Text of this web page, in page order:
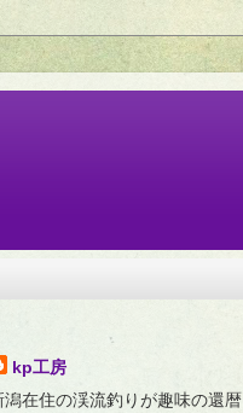
kp工房
潟在住の渓流釣りが趣味の還暦